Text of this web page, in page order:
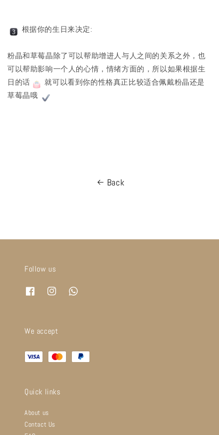
根据你的生日来决定:
粉晶和草莓晶除了可以帮助增进人与人之间的关系之外，也
可以帮助影响一个人的心情，情绪方面的，所以如果根据生
日的话
就可以看到你的性格真正比较适合佩戴粉晶还是
草莓晶哦
Back
Follow us
We accept
Quick links
About us
Contact Us